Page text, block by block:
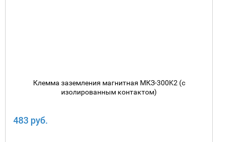
Клемма заземления магнитная МКЗ-300K2 (с
изолированным контактом)
483 руб.